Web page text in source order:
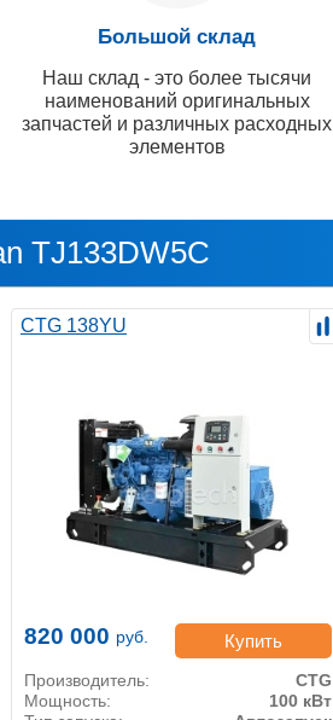
Большой склад
Наш склад - это более тысячи
наименований оригинальных
запчастей и различных расходных
элементов
TJ133DW5C
CTG 138YU
820 000 руб. Купить
Производитель:
CTG
Мощность:
100 кВт